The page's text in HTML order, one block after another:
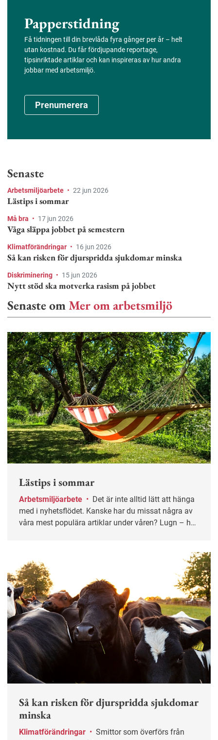
Papperstidning
Få tidningen till din brevlåda fyra gånger per år – helt
utan kostnad. Du får fördjupande reportage,
tipsinriktade artiklar och kan inspireras av hur andra
jobbar med arbetsmiljö.
Prenumerera
Senaste
Arbetsmiljöarbete • 22 jun 2026
Lästips i sommar
Må bra • 17 jun 2026
Våga släppa jobbet på semestern
Klimatförändringar • 16 jun 2026
Så kan risken för djurspridda sjukdomar minska
Diskriminering • 15 jun 2026
Nytt stöd ska motverka rasism på jobbet
Senaste omMer om arbetsmiljö
Lästips i sommar
Arbetsmiljöarbete •
med i nyhetsflödet. Kanske har du missat några av
våra mest populära artiklar under våren? Lugn – här
Så kan risken för djurspridda sjukdomar
minska
Klimatförändringar •